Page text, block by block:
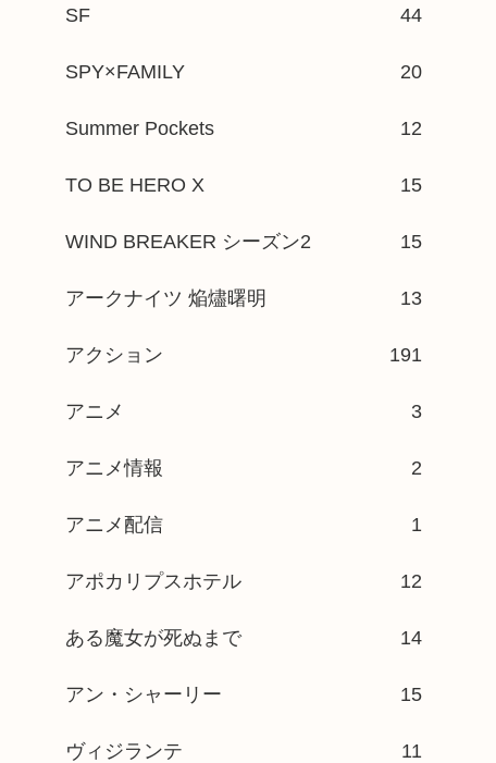
SF 44
SPY×FAMILY 20
Summer Pockets 12
TO BE HERO X 15
WIND BREAKER シーズン2 15
アークナイツ 焔燼曙明 13
アクション 191
アニメ 3
アニメ情報 2
アニメ配信 1
アポカリプスホテル 12
ある魔女が死ぬまで 14
アン・シャーリー 15
ヴィジランテ 11